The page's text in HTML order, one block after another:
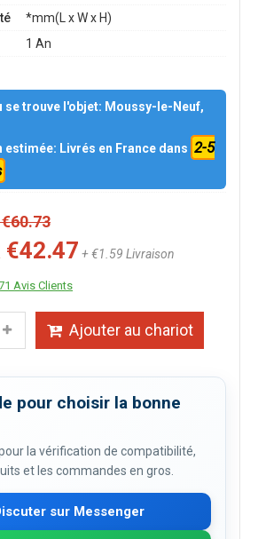
*mm(L x W x H)
1 An
se trouve l'objet: Moussy-le-Neuf,
estimée: Livrés en France dans 2-5
€42.47 + €1.59 Livraison
Avis Clients
Ajouter au chariot
pour choisir la bonne
la vérification de compatibilité,
et les commandes en gros.
sur Messenger